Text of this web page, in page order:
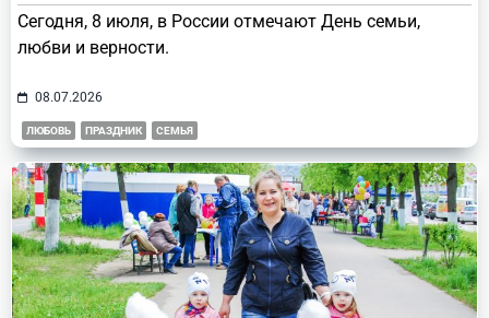
Сегодня, 8 июля, в России отмечают День семьи,
любви и верности.
08.07.2026
ЛЮБОВЬ ПРАЗДНИК СЕМЬЯ